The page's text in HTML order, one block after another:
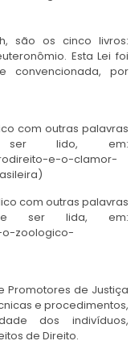
são os cinco livros:
Esta Lei foi
convencionada, por
com outras palavras
lido, em:
e-o-clamor-
com outras palavras
ser lida, em:
zoologico-
Promotores de Justiça
e procedimentos,
dos indivíduos,
de Direito.